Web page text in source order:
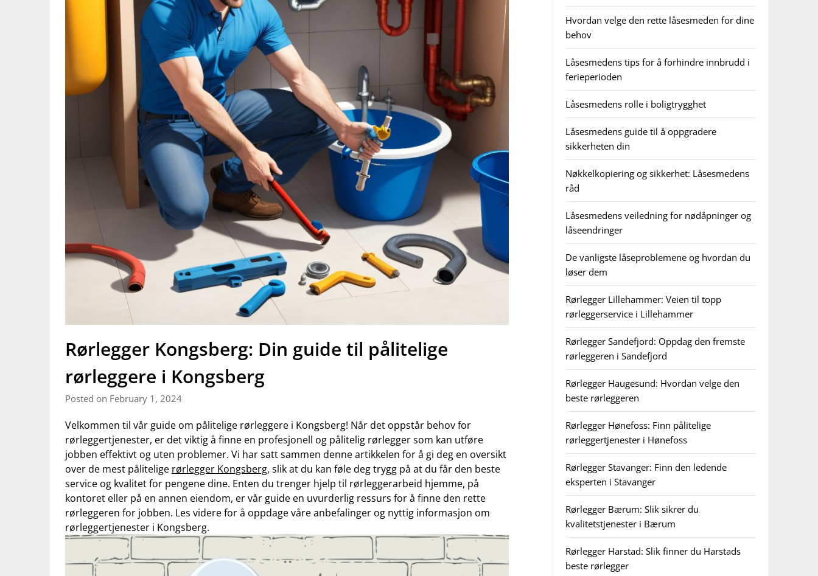
Rørlegger Kongsberg: Din guide til pålitelige
rørleggere i Kongsberg
Posted on February 1, 2024
Velkommen til​ vår ‌guide om pålitelige rørleggere i Kongsberg! Når det oppstår behov for
⁣rørleggertjenester, er ​det viktig å finne ⁣en profesjonell og pålitelig rørlegger som kan ​utføre
jobben ⁢effektivt og uten‍ problemer. Vi⁢ har satt ‍sammen denne⁤ artikkelen for å gi‍ deg⁢ en oversikt
over ⁣de mest pålitelige rørlegger Kongsberg,​ slik‍ at du kan føle deg trygg⁢ på at du ⁤får den beste
service og kvalitet for pengene dine. ​Enten du trenger ‌hjelp til rørleggerarbeid‍ hjemme,⁤ på
kontoret eller på en annen eiendom,‌ er vår guide​ en uvurderlig ressurs for å⁢ finne den⁤ rette
rørleggeren for ⁣jobben. Les⁢ videre for å⁢ oppdage‌ våre⁢ anbefalinger og nyttig informasjon om
rørleggertjenester i Kongsberg.
Hvordan velge den rette låsesmeden for dine
behov
Låsesmedens tips for å forhindre innbrudd i
ferieperioden
Låsesmedens rolle i boligtrygghet
Låsesmedens guide til å oppgradere
sikkerheten din
Nøkkelkopiering og sikkerhet: Låsesmedens
råd
Låsesmedens veiledning for nødåpninger og
låseendringer
De vanligste låseproblemene og hvordan du
løser dem
Rørlegger Lillehammer: Veien til topp
rørleggerservice i Lillehammer
Rørlegger Sandefjord: Oppdag den fremste
rørleggeren i Sandefjord
Rørlegger Haugesund: Hvordan velge den
beste rørleggeren
Rørlegger Hønefoss: Finn pålitelige
rørleggertjenester i Hønefoss
Rørlegger Stavanger: Finn den ledende
eksperten i Stavanger
Rørlegger Bærum: Slik sikrer du
kvalitetstjenester i Bærum
Rørlegger Harstad: Slik finner du Harstads
beste rørlegger